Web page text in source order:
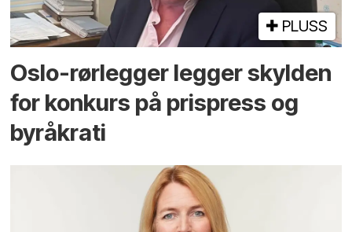
PLUSS
Oslo-rørlegger legger skylden
for konkurs på prispress og
byråkrati